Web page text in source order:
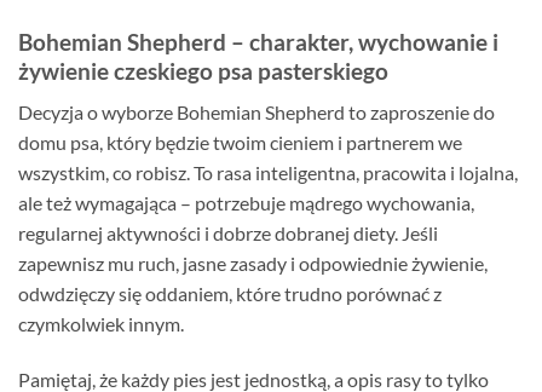
Bohemian Shepherd – charakter, wychowanie i
żywienie czeskiego psa pasterskiego
Decyzja o wyborze Bohemian Shepherd to zaproszenie do
domu psa, który będzie twoim cieniem i partnerem we
wszystkim, co robisz. To rasa inteligentna, pracowita i lojalna,
ale też wymagająca – potrzebuje mądrego wychowania,
regularnej aktywności i dobrze dobranej diety. Jeśli
zapewnisz mu ruch, jasne zasady i odpowiednie żywienie,
odwdzięczy się oddaniem, które trudno porównać z
czymkolwiek innym.
Pamiętaj, że każdy pies jest jednostką, a opis rasy to tylko